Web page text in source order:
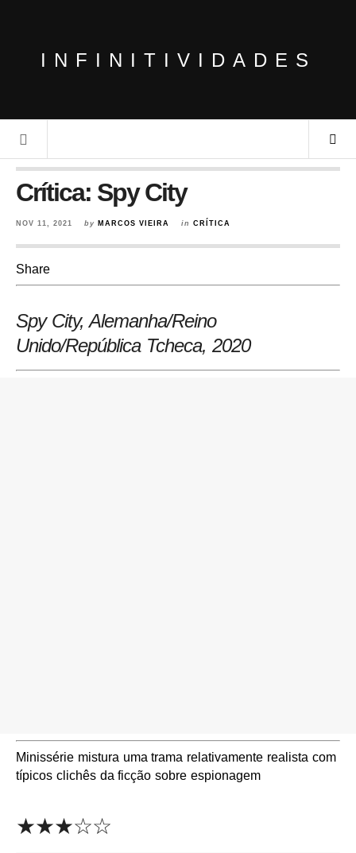
INFINITIVIDADES
Crítica: Spy City
NOV 11, 2021 by MARCOS VIEIRA in CRÍTICA
Share
Spy City, Alemanha/Reino
Unido/República Tcheca, 2020
Minissérie mistura uma trama relativamente realista com
típicos clichês da ficção sobre espionagem
★★★☆☆